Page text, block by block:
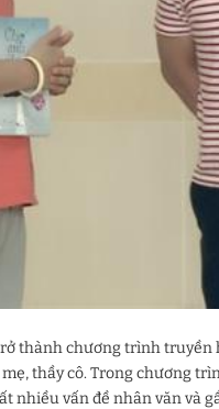
thành​ chương trình truyền
thầy cô. Trong chương
nhiều vấn đề nhân văn và